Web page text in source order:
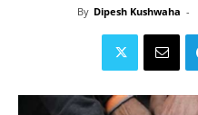
By Dipesh Kushwaha -